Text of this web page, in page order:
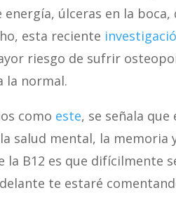
úlceras en la
esta reciente
riesgo de sufrir
la normal.
como este, se señala
salud mental, la memoria
la B12 es que difícilmente
te estaré